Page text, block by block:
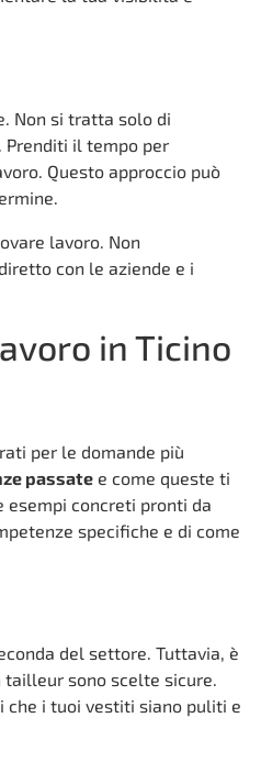
Non si tratta solo di
il tempo per
Questo approccio può
lavoro. Non
con le aziende e i
in Ticino
per le domande più
passatee come queste ti
esempi concreti pronti da
specifiche e di come
del settore. Tuttavia, è
sono scelte sicure.
che i tuoi vestiti siano puliti e